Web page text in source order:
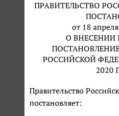
ПРАВИТЕЛЬСТВО
от 18
О ВНЕСЕНИИ
РОССИЙСКОЙ
2020
Правительство
постановляет: